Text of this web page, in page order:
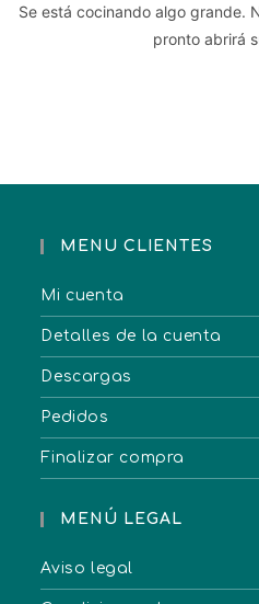
Se está cocinando algo grande.
pronto abrirá
MENU CLIENTES
Mi cuenta
Detalles de la cuenta
Descargas
Pedidos
Finalizar compra
MENÚ LEGAL
Aviso legal